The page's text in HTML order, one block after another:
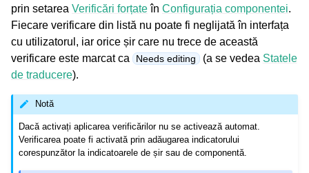
prin setarea Verificări forțateîn Configurația componentei.
Fiecare verificare din listă nu poate fi neglijată în interfața
cu utilizatorul, iar orice șir care nu trece de această
verificare este marcat ca
Needs editing (a se vedea Statele
de traducere).
Notă
Dacă activați aplicarea verificărilor nu se activează automat.
Verificarea poate fi activată prin adăugarea indicatorului
corespunzător la indicatoarele de șir sau de componentă.